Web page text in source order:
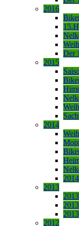
2016
Der
2015
2014
2013
2012